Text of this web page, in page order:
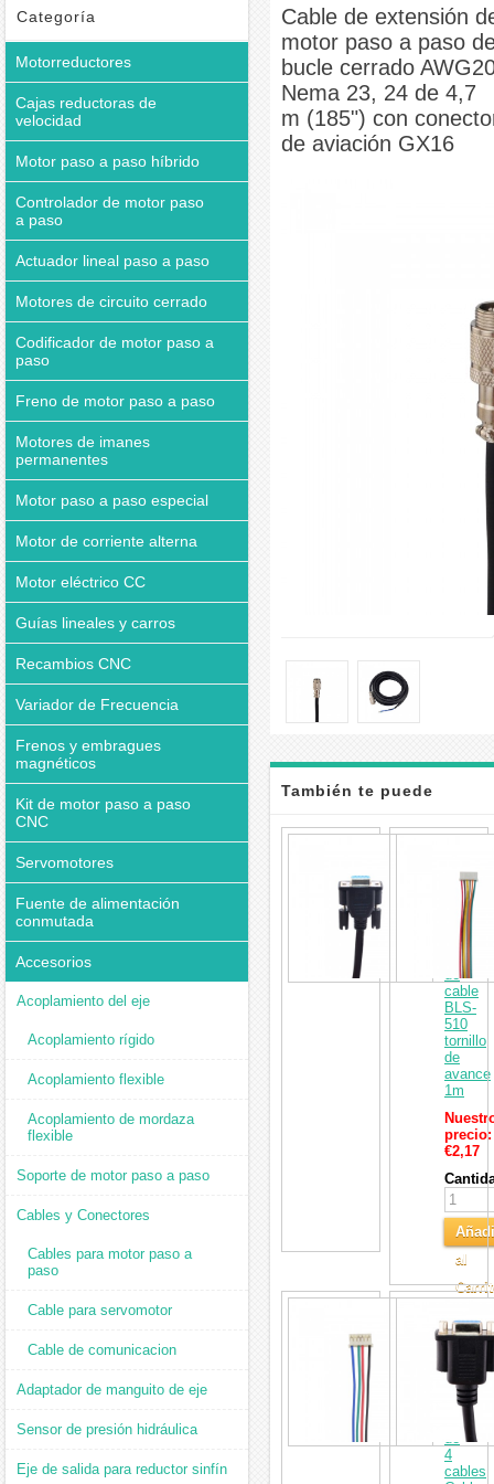
con conector de aviación GX16
Categoría
Motorreductores
Cajas reductoras de
velocidad
Motor paso a paso híbrido
Controlador de motor paso
a paso
Actuador lineal paso a paso
Motores de circuito cerrado
Codificador de motor paso a
paso
Freno de motor paso a paso
Motores de imanes
permanentes
Motor paso a paso especial
Motor de corriente alterna
Motor eléctrico CC
Guías lineales y carros
Recambios CNC
Variador de Frecuencia
Frenos y embragues
magnéticos
Kit de motor paso a paso
CNC
Servomotores
Fuente de alimentación
conmutada
Accesorios
Acoplamiento del eje
Acoplamiento rígido
Acoplamiento flexible
Acoplamiento de mordaza
flexible
Soporte de motor paso a paso
Cables y Conectores
Cables para motor paso a
paso
Cable para servomotor
Cable de comunicacion
Adaptador de manguito de eje
Sensor de presión hidráulica
Eje de salida para reductor sinfín
Cable de extensión
motor paso a paso
bucle cerrado
Nema 23, 24 de 4,7
m (185") con
de aviación GX16
También te puede
interesar
RS232
para
BLDC
de
cable
BLS-
510
tornillo
de
avance
1m
precio:
€2,17
al
de
motor
paso
paso
de
4
cables